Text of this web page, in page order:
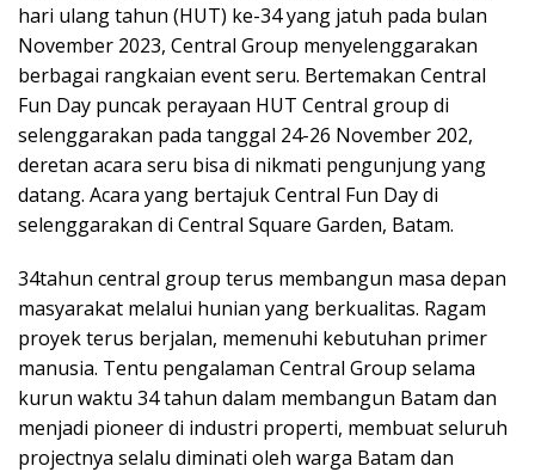
hari ulang tahun (HUT) ke-34 yang jatuh pada bulan
November 2023, Central Group menyelenggarakan
berbagai rangkaian event seru. Bertemakan Central
Fun Day puncak perayaan HUT Central group di
selenggarakan pada tanggal 24-26 November 202,
deretan acara seru bisa di nikmati pengunjung yang
datang. Acara yang bertajuk Central Fun Day di
selenggarakan di Central Square Garden, Batam.
34tahun central group terus membangun masa depan
masyarakat melalui hunian yang berkualitas. Ragam
proyek terus berjalan, memenuhi kebutuhan primer
manusia. Tentu pengalaman Central Group selama
kurun waktu 34 tahun dalam membangun Batam dan
menjadi pioneer di industri properti, membuat seluruh
projectnya selalu diminati oleh warga Batam dan